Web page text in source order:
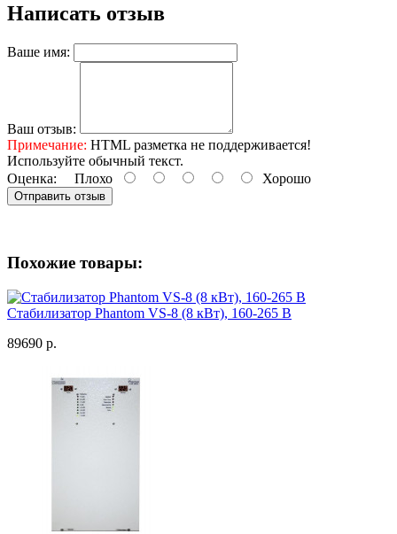
Написать отзыв
Ваше имя:
Ваш отзыв:
Примечание: HTML разметка не поддерживается!
Используйте обычный текст.
Оценка: Плохо Хорошо
Отправить отзыв
Похожие товары:
Стабилизатор Phantom VS-8 (8 кВт), 160-265 В
89690 р.